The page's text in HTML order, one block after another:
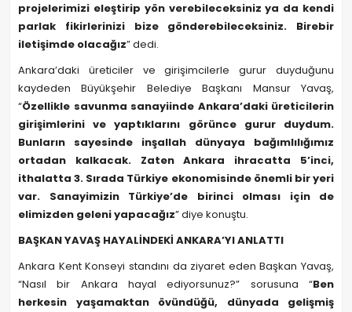
projelerimizi eleştirip yön verebileceksiniz ya da kendi
parlak fikirlerinizi bize gönderebileceksiniz. Birebir
iletişimde olacağız” dedi.
Ankara’daki üreticiler ve girişimcilerle gurur duyduğunu
kaydeden Büyükşehir Belediye Başkanı Mansur Yavaş,
“Özellikle savunma sanayiinde Ankara’daki üreticilerin
girişimlerini ve yaptıklarını görünce gurur duydum.
Bunların sayesinde inşallah dünyaya bağımlılığımız
ortadan kalkacak. Zaten Ankara ihracatta 5’inci,
ithalatta 3. Sırada Türkiye ekonomisinde önemli bir yeri
var. Sanayimizin Türkiye’de birinci olması için de
elimizden geleni yapacağız” diye konuştu.
BAŞKAN YAVAŞ HAYALİNDEKİ ANKARA’YI ANLATTI
Ankara Kent Konseyi standını da ziyaret eden Başkan Yavaş,
“Nasıl bir Ankara hayal ediyorsunuz?” sorusuna “Ben
herkesin yaşamaktan övündüğü, dünyada gelişmiş